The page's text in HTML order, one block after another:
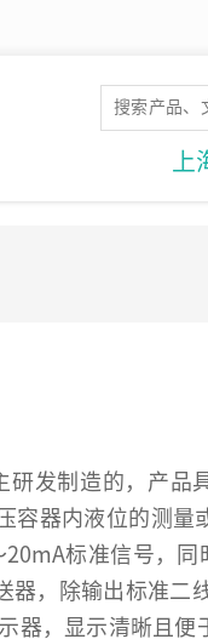
研发制造的，产品
容器内液位的测量
标准信号，同
器，除输出标准二
器，显示清晰且便